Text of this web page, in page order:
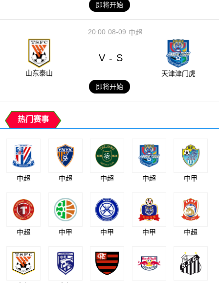
即将开始
08-09
20:00 中超
山东泰山
V - S
天津津门虎
即将开始
热门赛事
中超 中超 中超 中超 中甲
中超 中甲 中甲 中甲 中超